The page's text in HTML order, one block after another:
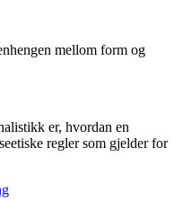
mellom form og
er, hvordan en
regler som gjelder for